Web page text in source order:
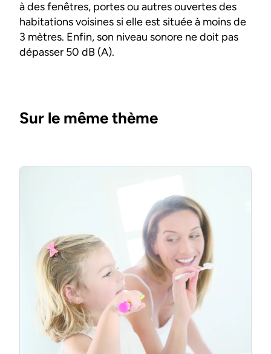
à des fenêtres, portes ou autres ouvertes des
habitations voisines si elle est située à moins de
3 mètres. Enfin, son niveau sonore ne doit pas
dépasser 50 dB (A).
Sur le même thème